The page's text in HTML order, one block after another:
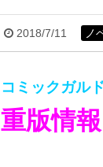
2018/7/11 ノ
コミックガル
重版情